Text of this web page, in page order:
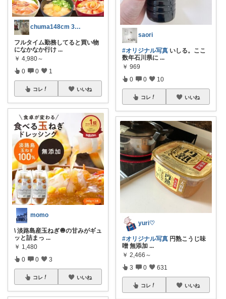
chuma148cm 30代低身長コーデ
フルタイム勤務してると買い物
になかなか行け ...
￥ 4,980～
0 0 1
コレ いいね
momo
\ 淡路島産玉ねぎ🧅の甘みがギュ
ッと詰まっ ...
￥ 1,480
0 0 3
コレ いいね
saori
#オリジナル写真 いしる。ここ
数年石川県に ...
￥ 969
0 0 10
コレ いいね
yuri♡
#オリジナル写真 円熟こうじ味
噌 無添加 ...
￥ 2,466～
3 0 631
コレ いいね